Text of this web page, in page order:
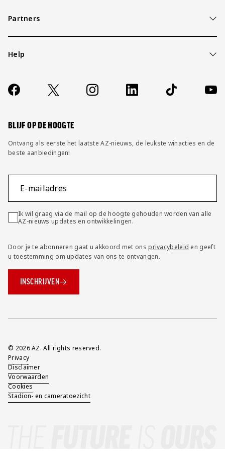
Partners
Help
Contact
FAQ
Socials
https://www.facebook.com/AZAlkmaar
X Instagram LinkedIn TikTok
BLIJF OP DE HOOGTE
Ontvang als eerste het laatste AZ-nieuws, de leukste winacties en de
beste aanbiedingen!
E-mailadres
Ik wil graag via de mail op de hoogte gehouden worden van alle
AZ-nieuws updates en ontwikkelingen.
Door je te abonneren gaat u akkoord met onsprivacybeleid en geeft
u toestemming om updates van ons te ontvangen.
INSCHRIJVEN
Overig
© 2026 AZ. All rights reserved.
Privacy
Disclaimer
Voorwaarden
Cookies
Stadion- en cameratoezicht